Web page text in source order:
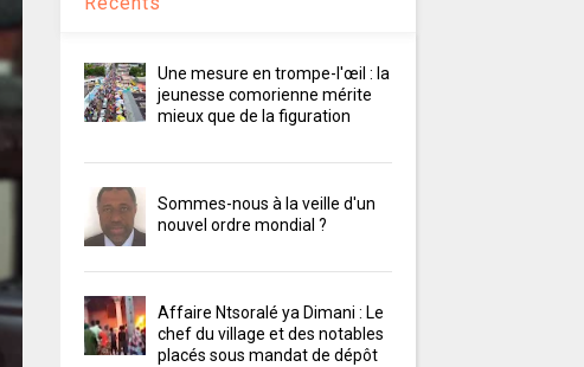
Une mesure en trompe-l'œil : la
jeunesse comorienne mérite
mieux que de la figuration
Sommes-nous à la veille d'un
nouvel ordre mondial ?
Affaire Ntsoralé ya Dimani : Le
chef du village et des notables
placés sous mandat de dépôt